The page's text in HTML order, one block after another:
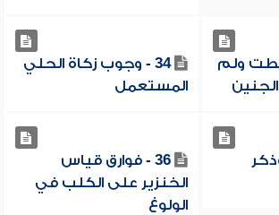
ولم
34 - وجوب زكاة الحلي
المستعمل
36 - فوارق قياس
الخنزير على الكلب في
الولوغ